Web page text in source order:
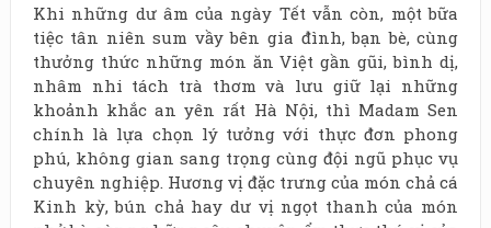
Khi những dư âm của ngày Tết vẫn còn, một bữa
tiệc tân niên sum vầy bên gia đình, bạn bè, cùng
thưởng thức những món ăn Việt gần gũi, bình dị,
nhâm nhi tách trà thơm và lưu giữ lại những
khoảnh khắc an yên rất Hà Nội, thì Madam Sen
chính là lựa chọn lý tưởng với thực đơn phong
phú, không gian sang trọng cùng đội ngũ phục vụ
chuyên nghiệp. Hương vị đặc trưng của món chả cá
Kinh kỳ, bún chả hay dư vị ngọt thanh của món